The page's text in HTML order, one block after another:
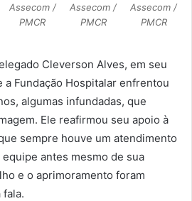
Assecom /
PMCR
Assecom /
PMCR
Assecom /
PMCR
Cleverson Alves, em seu
Fundação Hospitalar enfrentou
algumas infundadas, que
Ele reafirmou seu apoio à
sempre houve um atendimento
antes mesmo de sua
e o aprimoramento foram
fala.